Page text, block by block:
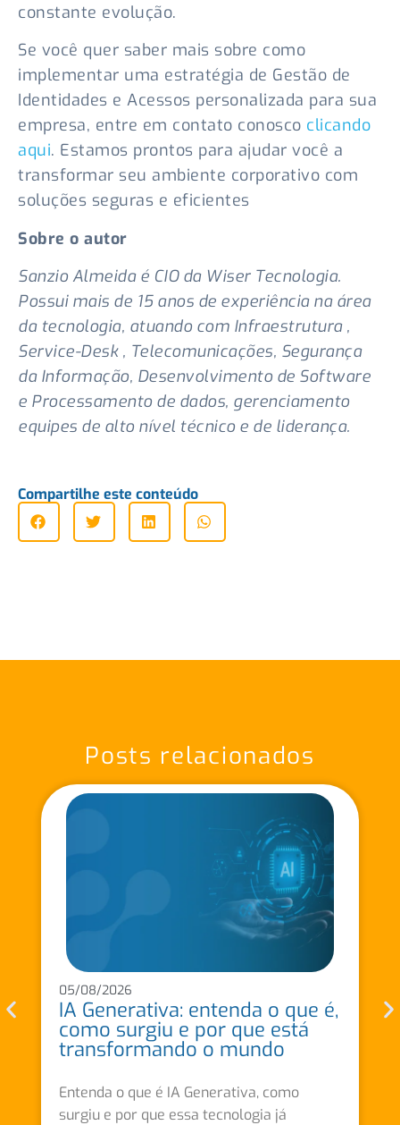
constante evolução.
Se você quer saber mais sobre como
implementar uma estratégia de Gestão de
Identidades e Acessos personalizada para sua
empresa, entre em contato conosco clicando
aqui. Estamos prontos para ajudar você a
transformar seu ambiente corporativo com
soluções seguras e eficientes
Sobre o autor
Sanzio Almeida é CIO da Wiser Tecnologia.
Possui mais de 15 anos de experiência na área
da tecnologia, atuando com Infraestrutura ,
Service-Desk , Telecomunicações, Segurança
da Informação, Desenvolvimento de Software
e Processamento de dados, gerenciamento
equipes de alto nível técnico e de liderança.
Compartilhe este conteúdo
Posts relacionados
05/08/2026
IA Generativa: entenda o que é,
como surgiu e por que está
transformando o mundo
Entenda o que é IA Generativa, como
surgiu e por que essa tecnologia já